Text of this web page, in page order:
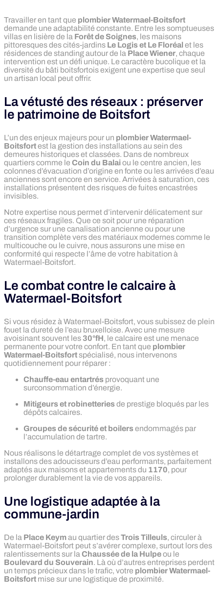
Travailler en tant que plombier Watermael-Boitsfort
demande une adaptabilité constante. Entre les somptueuses
villas en lisière de la Forêt de Soignes, les maisons
pittoresques des cités-jardins Le Logis et Le Floréal et les
résidences de standing autour de la Place Wiener, chaque
intervention est un défi unique. Le caractère bucolique et la
diversité du bâti boitsfortois exigent une expertise que seul
un artisan local peut offrir.
La vétusté des réseaux : préserver
le patrimoine de Boitsfort
L’un des enjeux majeurs pour un plombier Watermael-
Boitsfortest la gestion des installations au sein des
demeures historiques et classées. Dans de nombreux
quartiers comme le Coin du Balai ou le centre ancien, les
colonnes d’évacuation d’origine en fonte ou les arrivées d’eau
anciennes sont encore en service. Arrivées à saturation, ces
installations présentent des risques de fuites encastrées
invisibles.
Notre expertise nous permet d’intervenir délicatement sur
ces réseaux fragiles. Que ce soit pour une réparation
d’urgence sur une canalisation ancienne ou pour une
transition complète vers des matériaux modernes comme le
multicouche ou le cuivre, nous assurons une mise en
conformité qui respecte l’âme de votre habitation à
Watermael-Boitsfort.
Le combat contre le calcaire à
Watermael-Boitsfort
Si vous résidez à Watermael-Boitsfort, vous subissez de plein
fouet la dureté de l’eau bruxelloise. Avec une mesure
avoisinant souvent les30°fH, le calcaire est une menace
permanente pour votre confort. En tant que plombier
Watermael-Boitsfortspécialisé, nous intervenons
quotidiennement pour réparer :
Chauffe-eau entartrés provoquant une
surconsommation d’énergie.
Mitigeurs et robinetteriesde prestige bloqués par les
dépôts calcaires.
Groupes de sécurité et boilersendommagés par
l’accumulation de tartre.
Nous réalisons le détartrage complet de vos systèmes et
installons des adoucisseurs d’eau performants, parfaitement
adaptés aux maisons et appartements du 1170, pour
prolonger durablement la vie de vos appareils.
Une logistique adaptée à la
commune-jardin
De la Place Keymau quartier desTrois Tilleuls, circuler à
Watermael-Boitsfort peut s’avérer complexe, surtout lors des
ralentissements sur la Chaussée de la Hulpeou le
Boulevard du Souverain. Là où d’autres entreprises perdent
un temps précieux dans le trafic, votre plombier Watermael-
Boitsfort mise sur une logistique de proximité.